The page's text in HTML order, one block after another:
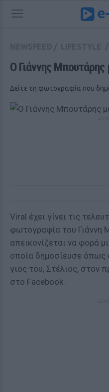
Ο Γιάννης
Δείτε τη φωτογραφία που
Viral έχει γίνει τις
φωτογραφία του Γιάννη
απεικονίζεται να φορά
οποία δημοσίευσε όπως
γιος του, Στέλιος, στον
στο Facebook.